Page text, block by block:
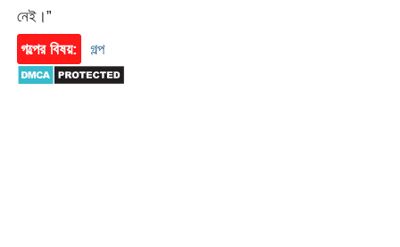
নেই।”
গল্পের বিষয়:
গল্প